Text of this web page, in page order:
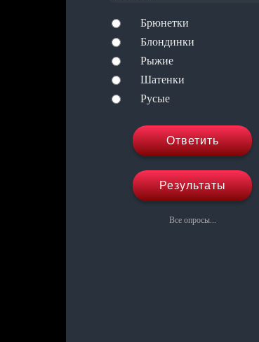
Брюнетки
Блондинки
Рыжие
Шатенки
Русые
Ответить
Результаты
Все опросы...